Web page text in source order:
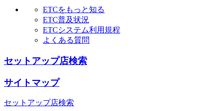
ETCをもっと知る
ETC普及状況
ETCシステム利用規程
よくある質問
セットアップ店検索
サイトマップ
セットアップ店検索